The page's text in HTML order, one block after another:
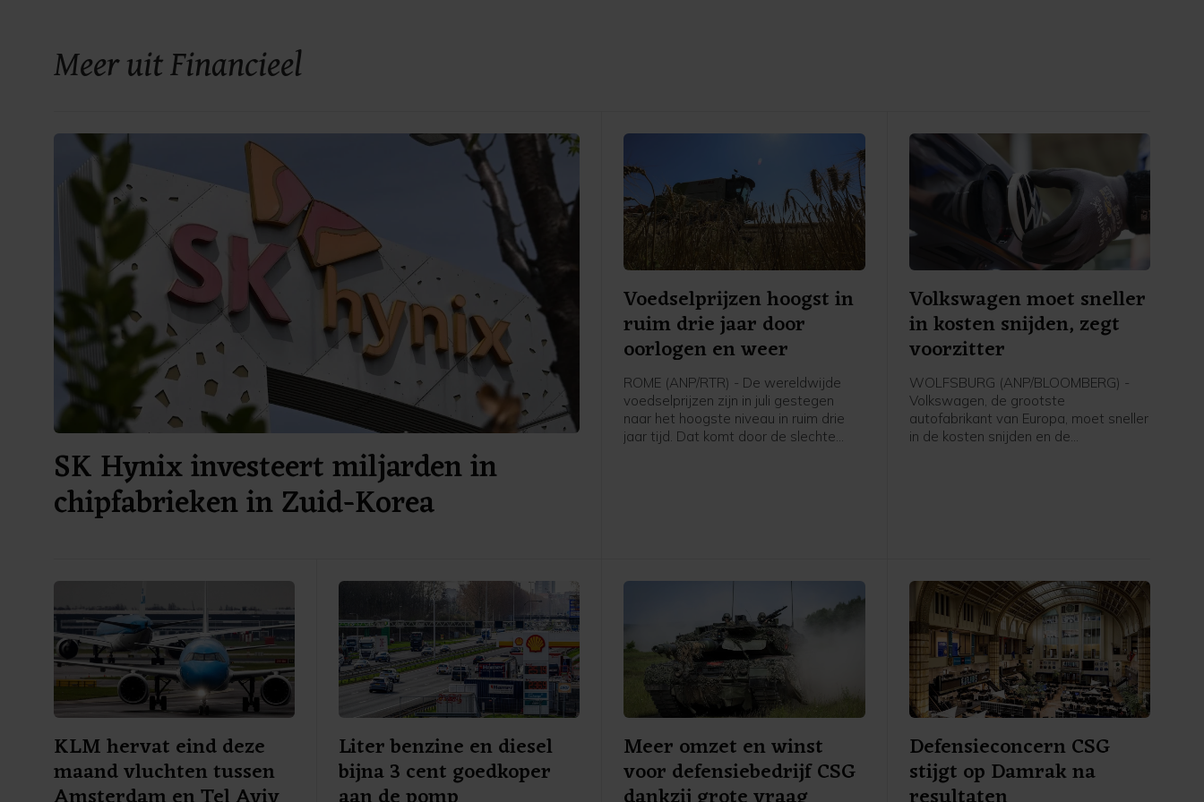
Meer uit Financieel
SK Hynix investeert miljarden in
chipfabrieken in Zuid-Korea
Voedselprijzen hoogst in
ruim drie jaar door
oorlogen en weer
ROME (ANP/RTR) - De wereldwijde
voedselprijzen zijn in juli gestegen
naar het hoogste niveau in ruim drie
jaar tijd. Dat komt door de slechte
Volkswagen moet sneller
in kosten snijden, zegt
voorzitter
WOLFSBURG (ANP/BLOOMBERG) -
Volkswagen, de grootste
autofabrikant van Europa, moet sneller
in de kosten snijden en de
KLM hervat eind deze
maand vluchten tussen
Liter benzine en diesel
bijna 3 cent goedkoper
Meer omzet en winst
voor defensiebedrijf CSG
Defensieconcern CSG
stijgt op Damrak na